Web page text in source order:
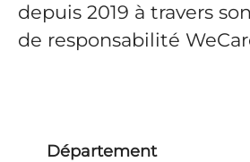
depuis 2019 à travers
de responsabilité
Département